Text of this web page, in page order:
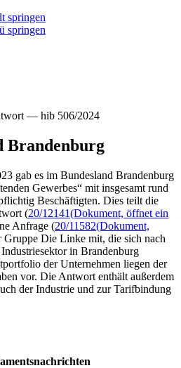
springen
springen
— hib 506/2024
Brandenburg
gab es im Bundesland Brandenburg
Gewerbes“ mit insgesamt rund
Beschäftigten. Dies teilt die
(20/12141(Dokument, öffnet ein
Anfrage (20/11582(Dokument,
Gruppe Die Linke mit, die sich nach
in Brandenburg
der Unternehmen liegen der
vor. Die Antwort enthält außerdem
der Industrie und zur Tarifbindung